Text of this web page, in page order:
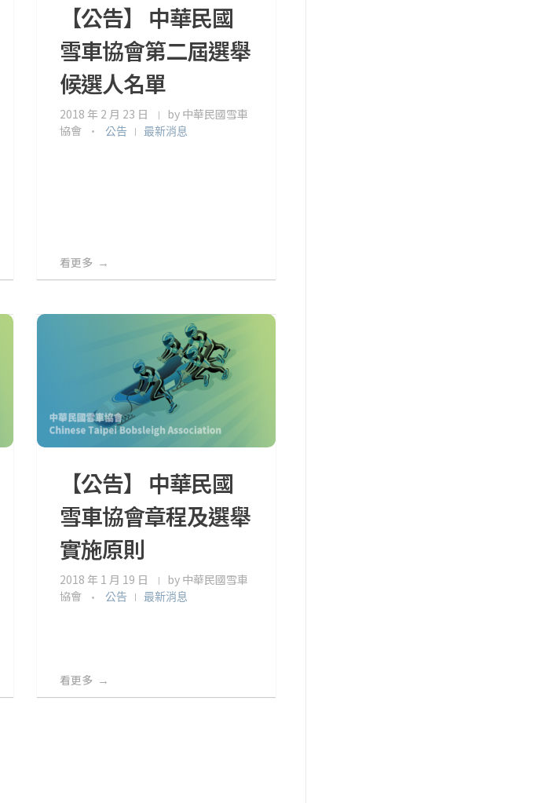
【公告】 中華民國
雪車協會第二屆選舉
候選人名單
2018 年 2 月 23 日 by 中華民國雪車
協會
公告 最新消息
看更多
【公告】 中華民國
雪車協會章程及選舉
實施原則
2018 年 1 月 19 日 by 中華民國雪車
協會
公告 最新消息
看更多